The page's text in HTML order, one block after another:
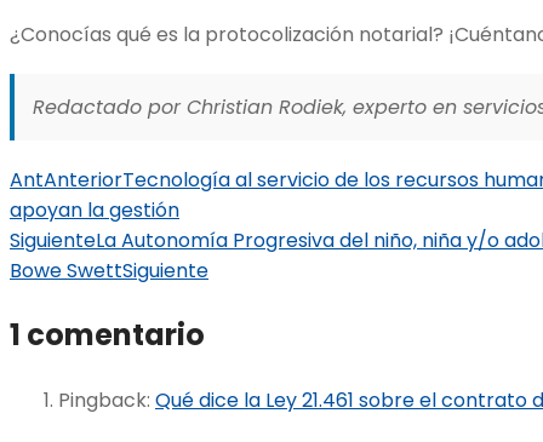
¿Conocías qué es la protocolización notarial?
Redactado por Christian Rodiek, experto en
AntAnteriorTecnología al servicio de los recursos
apoyan la gestión
SiguienteLa Autonomía Progresiva del niño, niña y/o
Bowe SwettSiguiente
1 comentario
Pingback: Qué dice la Ley 21.461 sobre el contrato